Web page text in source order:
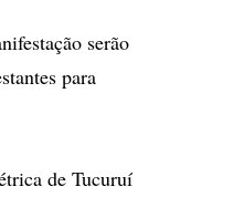
serão
para
de Tucuruí